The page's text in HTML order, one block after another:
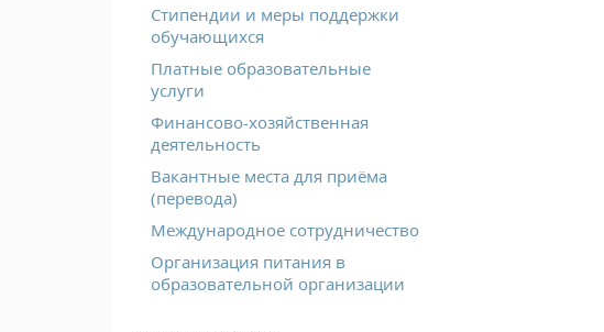
Стипендии и меры поддержки
обучающихся
Платные образовательные
услуги
Финансово-хозяйственная
деятельность
Вакантные места для приёма
(перевода)
Международное сотрудничество
Организация питания в
образовательной организации